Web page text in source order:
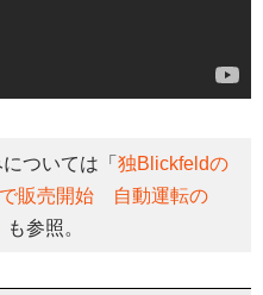
ついては「 独Blickfeldの
販売開始 自動運転の
も参照。